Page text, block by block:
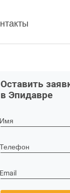
Оставить
в Эпидавре
Имя
Телефон
Email